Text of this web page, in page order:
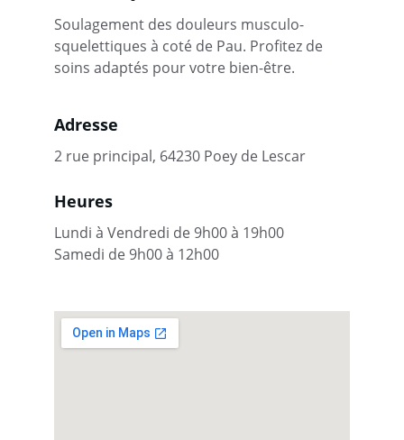
Soulagement des douleurs musculo-
squelettiques à coté de Pau. Profitez de
soins adaptés pour votre bien-être.
Adresse
2 rue principal, 64230 Poey de Lescar
Heures
Lundi à Vendredi de 9h00 à 19h00
Samedi de 9h00 à 12h00